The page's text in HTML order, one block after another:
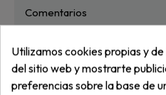
He leído y acepto la política
Utilizamos cookies propias y
del sitio web y mostrarte
preferencias sobre la base de